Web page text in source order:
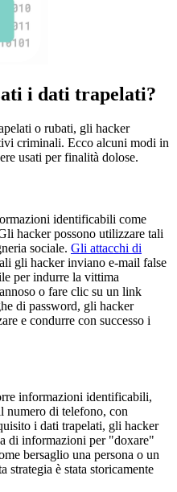
i dati trapelati?
o rubati, gli hacker
criminali. Ecco alcuni modi in
usati per finalità dolose.
identificabili come
hacker possono utilizzare tali
sociale. Gli attacchi di
gli hacker inviano e-mail false
per indurre la vittima
o fare clic su un link
di password, gli hacker
e condurre con successo i
informazioni identificabili,
numero di telefono, con
i dati trapelati, gli hacker
di informazioni per "doxare"
bersaglio una persona o un
strategia è stata storicamente